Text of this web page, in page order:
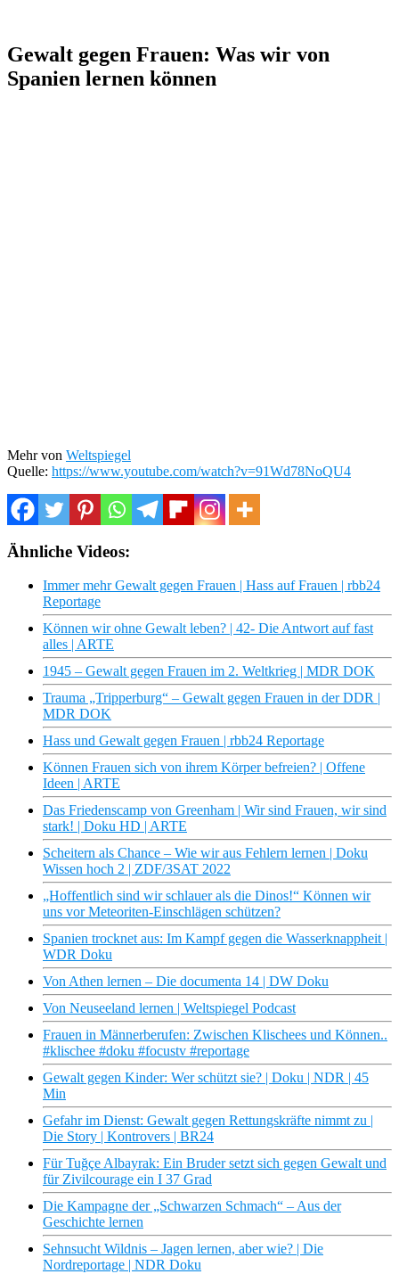
Gewalt gegen Frauen: Was wir von
Spanien lernen können
Mehr von Weltspiegel
Quelle: https://www.youtube.com/watch?v=91Wd78NoQU4
Ähnliche Videos:
Immer mehr Gewalt gegen Frauen | Hass auf Frauen | rbb24
Reportage
Können wir ohne Gewalt leben? | 42- Die Antwort auf fast
alles | ARTE
1945 – Gewalt gegen Frauen im 2. Weltkrieg | MDR DOK
Trauma „Tripperburg“ – Gewalt gegen Frauen in der DDR |
MDR DOK
Hass und Gewalt gegen Frauen | rbb24 Reportage
Können Frauen sich von ihrem Körper befreien? | Offene
Ideen | ARTE
Das Friedenscamp von Greenham | Wir sind Frauen, wir sind
stark! | Doku HD | ARTE
Scheitern als Chance – Wie wir aus Fehlern lernen | Doku
Wissen hoch 2 | ZDF/3SAT 2022
„Hoffentlich sind wir schlauer als die Dinos!“ Können wir
uns vor Meteoriten-Einschlägen schützen?
Spanien trocknet aus: Im Kampf gegen die Wasserknappheit |
WDR Doku
Von Athen lernen – Die documenta 14 | DW Doku
Von Neuseeland lernen | Weltspiegel Podcast
Frauen in Männerberufen: Zwischen Klischees und Können..
#klischee #doku #focustv #reportage
Gewalt gegen Kinder: Wer schützt sie? | Doku | NDR | 45
Min
Gefahr im Dienst: Gewalt gegen Rettungskräfte nimmt zu |
Die Story | Kontrovers | BR24
Für Tuğçe Albayrak: Ein Bruder setzt sich gegen Gewalt und
für Zivilcourage ein I 37 Grad
Die Kampagne der „Schwarzen Schmach“ – Aus der
Geschichte lernen
Sehnsucht Wildnis – Jagen lernen, aber wie? | Die
Nordreportage | NDR Doku